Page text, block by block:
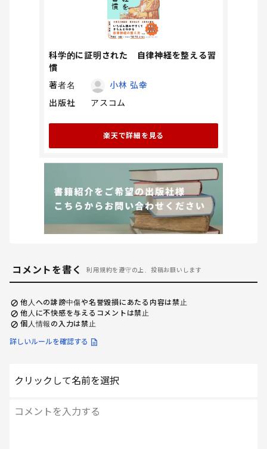
科学的に証明された 自律神経を整える習
慣
著者名
小林 弘幸
出版社
アスコム
楽天で詳細を見る
コメントを書く 利用規約を遵守の上、投稿お願いします
他人への誹謗中傷や名誉毀損にあたる内容は禁止
他人に不快感を与えるコメントは禁止
個人情報の入力は禁止
詳しいルールを確認する
クリックして名前を選択